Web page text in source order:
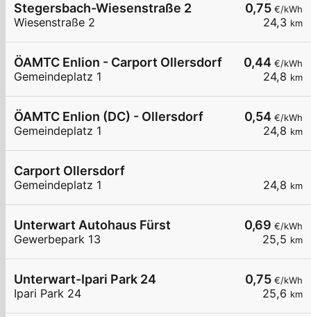
0,75 €/kWh
24,3 km
Stegersbach-Wiesenstraße 2
Wiesenstraße 2
0,44 €/kWh
24,8 km
ÖAMTC Enlion - Carport Ollersdorf
Gemeindeplatz 1
0,54 €/kWh
24,8 km
ÖAMTC Enlion (DC) - Ollersdorf
Gemeindeplatz 1
24,8 km
Carport Ollersdorf
Gemeindeplatz 1
0,69 €/kWh
25,5 km
Unterwart Autohaus Fürst
Gewerbepark 13
0,75 €/kWh
25,6 km
Unterwart-Ipari Park 24
Ipari Park 24